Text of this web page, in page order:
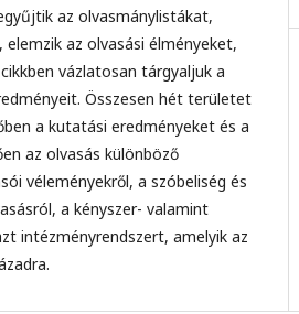
az olvasmánylistákat,
az olvasási élményeket,
vázlatosan tárgyaljuk a
Összesen hét területet
a kutatási eredményeket és a
az olvasás különböző
véleményekről, a szóbeliség és
a kényszer- valamint
intézményrendszert, amelyik az